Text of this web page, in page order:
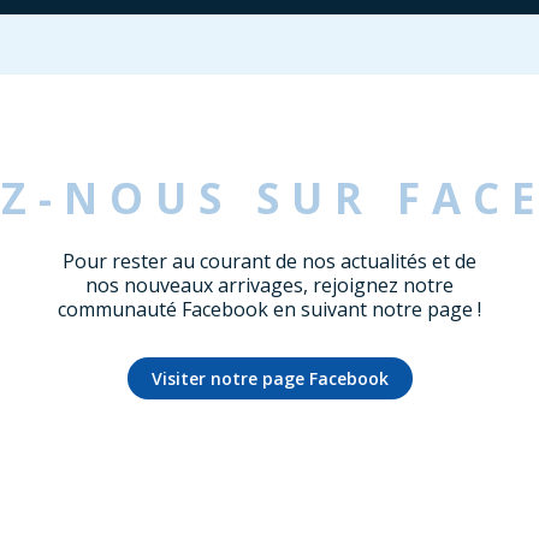
NOUS SUR
Pour rester au courant de nos actualités et de
nos nouveaux arrivages, rejoignez notre
communauté Facebook en suivant notre page !
Visiter notre page Facebook